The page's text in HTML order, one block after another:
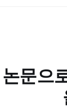
지 5세가 되는
田米僊,
図)>입니다.
논문으